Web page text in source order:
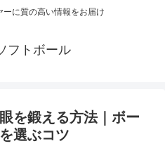
に質の高い情報をお届け
フトボール
を鍛える方法｜ボー
選ぶコツ